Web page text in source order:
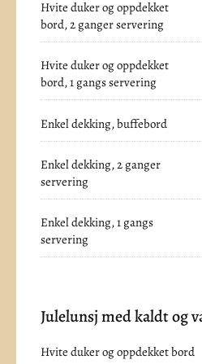
Hvite duker og oppdekket
bord, 2 ganger servering
Hvite duker og oppdekket
bord, 1 gangs servering
Enkel dekking, buffebord
Enkel dekking, 2 ganger
servering
Enkel dekking, 1 gangs
servering
Julelunsj med kaldt og
Hvite duker og oppdekket bord